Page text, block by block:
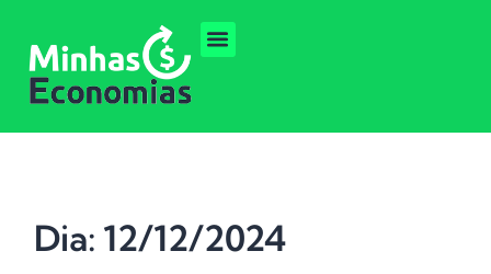
Dia: 12/12/2024